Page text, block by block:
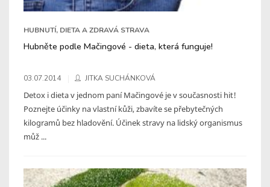
HUBNUTÍ, DIETA A ZDRAVÁ STRAVA
Hubněte podle Mačingové - dieta, která funguje!
03.07.2014 JITKA SUCHÁNKOVÁ
Detox i dieta v jednom paní Mačingové je v současnosti hit!
Poznejte účinky na vlastní kůži, zbavíte se přebytečných
kilogramů bez hladovění. Účinek stravy na lidský organismus
můž ...